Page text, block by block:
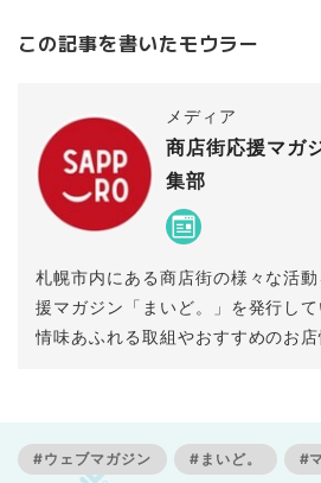
この記事を書いたモウラー
メディア
商店街応援マガ
集部
札幌市内にある商店街の様々な活
援マガジン「まいど。」を発行し
情味あふれる取組やおすすめのお
#ウェブマガジン #まいど。 #